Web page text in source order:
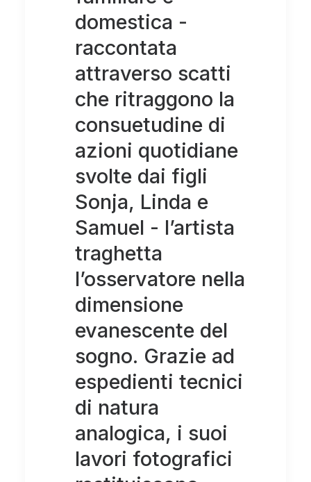
domestica -
raccontata
attraverso scatti
che ritraggono la
consuetudine di
azioni quotidiane
svolte dai figli
Sonja, Linda e
Samuel - l’artista
traghetta
l’osservatore nella
dimensione
evanescente del
sogno. Grazie ad
espedienti tecnici
di natura
analogica, i suoi
lavori fotografici